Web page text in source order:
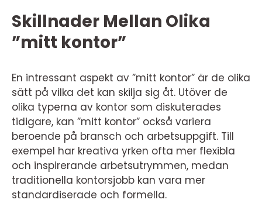
Skillnader Mellan Olika
”mitt kontor”
En intressant aspekt av ”mitt kontor” är de olika
sätt på vilka det kan skilja sig åt. Utöver de
olika typerna av kontor som diskuterades
tidigare, kan ”mitt kontor” också variera
beroende på bransch och arbetsuppgift. Till
exempel har kreativa yrken ofta mer flexibla
och inspirerande arbetsutrymmen, medan
traditionella kontorsjobb kan vara mer
standardiserade och formella.